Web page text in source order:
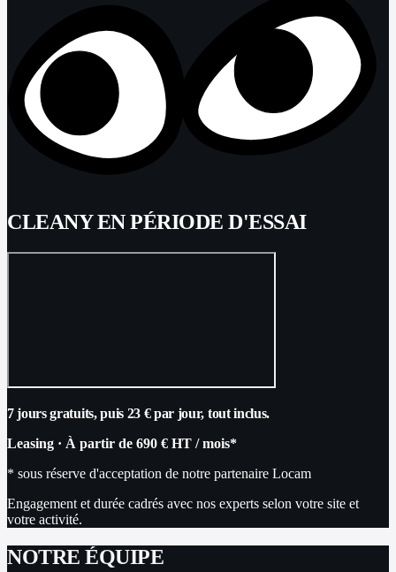
CLEANY EN PÉRIODE D'ESSAI
7 jours gratuits, puis 23 € par jour, tout inclus.
Leasing · À partir de 690 € HT / mois*
* sous réserve d'acceptation de notre partenaire Locam
Engagement et durée cadrés avec nos experts selon votre site et
votre activité.
NOTRE ÉQUIPE